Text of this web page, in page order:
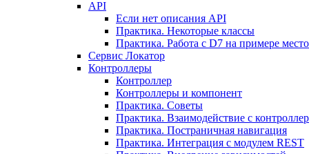
API
Если нет описания API
Практика. Некоторые классы
Практика. Работа с D7 на примере
Сервис Локатор
Контроллеры
Контроллер
Контроллеры и компонент
Практика. Советы
Практика. Взаимодействие с
Практика. Постраничная навигация
Практика. Интеграция с модулем REST